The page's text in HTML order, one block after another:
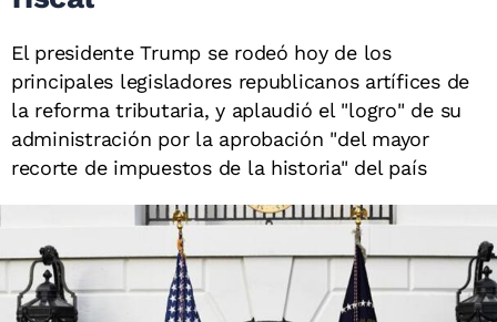
El presidente Trump se rodeó hoy de los
principales legisladores republicanos artífices de
la reforma tributaria, y aplaudió el "logro" de su
administración por la aprobación "del mayor
recorte de impuestos de la historia" del país